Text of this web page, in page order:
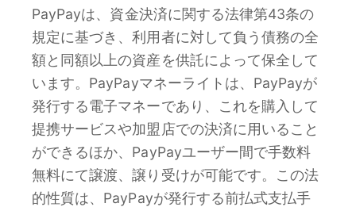
PayPayは、資金決済に関する法律第43条の
規定に基づき、利用者に対して負う債務の全
額と同額以上の資産を供託によって保全して
います。PayPayマネーライトは、PayPayが
発行する電子マネーであり、これを購入して
提携サービスや加盟店での決済に用いること
ができるほか、PayPayユーザー間で手数料
無料にて譲渡、譲り受けが可能です。この法
的性質は、PayPayが発行する前払式支払手